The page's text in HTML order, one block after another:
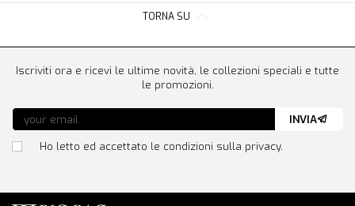
TORNA SU
Iscriviti ora e ricevi le ultime novità, le collezioni speciali e tutte
le promozioni.
Ho letto ed accettato le condizioni sulla privacy.
INVIA